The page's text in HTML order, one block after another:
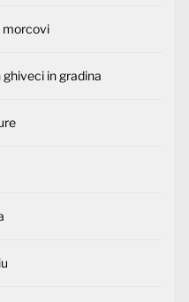
morcovi
in gradina